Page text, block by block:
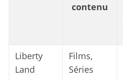
contenu
Liberty
Land
Films,
Séries